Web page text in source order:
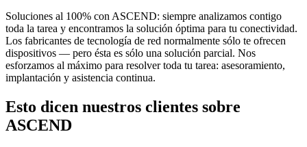
Soluciones al 100% con ASCEND: siempre analizamos contigo
toda la tarea y encontramos la solución óptima para tu conectividad.
Los fabricantes de tecnología de red normalmente sólo te ofrecen
dispositivos — pero ésta es sólo una solución parcial. Nos
esforzamos al máximo para resolver toda tu tarea: asesoramiento,
implantación y asistencia continua.
Esto dicen nuestros clientes sobre
ASCEND